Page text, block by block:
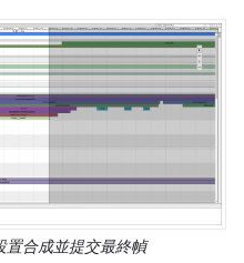
合成並提交最終幀